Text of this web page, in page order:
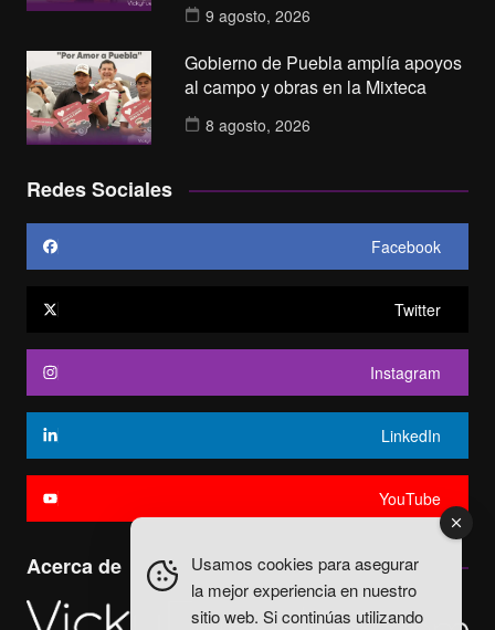
9 agosto, 2026
Gobierno de Puebla amplía apoyos
al campo y obras en la Mixteca
8 agosto, 2026
Redes Sociales
Facebook
Twitter
Instagram
LinkedIn
YouTube
Acerca de
Usamos cookies para asegurar
la mejor experiencia en nuestro
sitio web. Si continúas utilizando